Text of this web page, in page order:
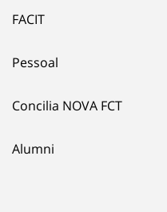
FACIT
Pessoal
Concilia NOVA FCT
Alumni